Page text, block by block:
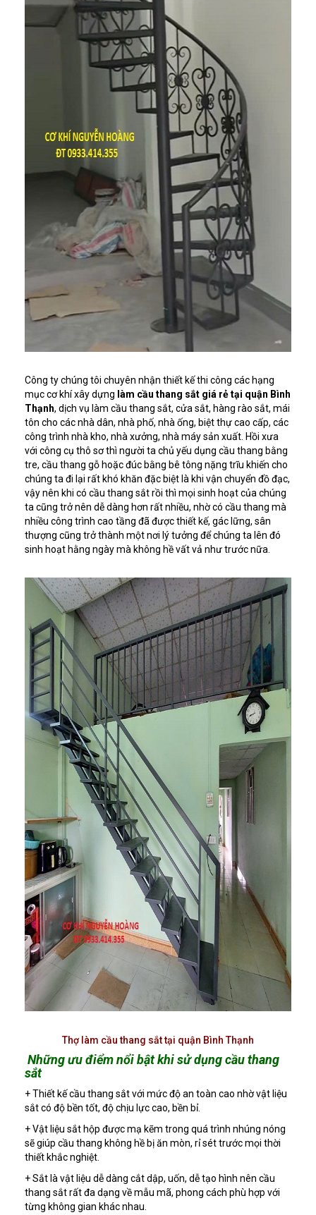
Công ty chúng tôi chuyên nhận thiết kế thi công các hạng
mục cơ khí xây dựng làm cầu thang sắt giá rẻ tại quận Bình
Thạnh, dịch vụ làm cầu thang sắt, cửa sắt, hàng rào sắt, mái
tôn cho các nhà dân, nhà phố, nhà ống, biệt thự cao cấp, các
công trình nhà kho, nhà xưởng, nhà máy sản xuất. Hồi xưa
với công cụ thô sơ thì người ta chủ yếu dụng cầu thang bằng
tre, cầu thang gỗ hoặc đúc bằng bê tông nặng trĩu khiến cho
chúng ta đi lại rất khó khăn đặc biệt là khi vận chuyển đồ đạc,
vậy nên khi có cầu thang sắt rồi thì mọi sinh hoạt của chúng
ta cũng trở nên dễ dàng hơn rất nhiều, nhờ có cầu thang mà
nhiều công trình cao tầng đã được thiết kế, gác lững, sân
thượng cũng trở thành một nơi lý tưởng để chúng ta lên đó
sinh hoạt hằng ngày mà không hề vất vả như trước nữa.
Thợ làm cầu thang sắt tại quận Bình Thạnh
Những ưu điểm nổi bật khi sử dụng cầu thang
sắt
+ Thiết kế cầu thang sắt với mức độ an toàn cao nhờ vật liệu
sắt có độ bền tốt, độ chịu lực cao, bền bỉ.
+ Vật liệu sắt hộp được mạ kẽm trong quá trình nhúng nóng
sẽ giúp cầu thang không hề bị ăn mòn, rỉ sét trước mọi thời
thiết khắc nghiệt.
+ Sắt là vật liệu dễ dàng cắt dập, uốn, dễ tạo hình nên cầu
thang sắt rất đa dạng về mẫu mã, phong cách phù hợp với
từng không gian khác nhau.